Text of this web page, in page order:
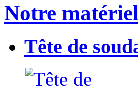
Notre
Tête de